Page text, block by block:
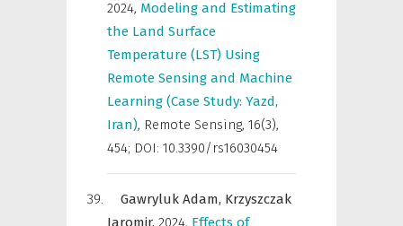
2024, Modeling and Estimating
the Land Surface
Temperature (LST) Using
Remote Sensing and Machine
Learning (Case Study: Yazd,
Iran), Remote Sensing, 16(3),
454; DOI: 10.3390/rs16030454
Gawryluk Adam, Krzyszczak
Jaromir, 2024, Effects of